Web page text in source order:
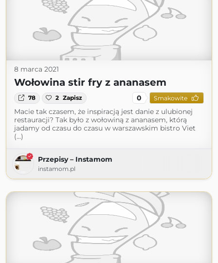
8 marca 2021
Wołowina stir fry z ananasem
78 2 Zapisz 0 Smakowite
Macie tak czasem, że inspiracją jest danie z ulubionej
restauracji? Tak było z wołowiną z ananasem, którą
jadamy od czasu do czasu w warszawskim bistro Viet
(...)
Przepisy – Instamom
instamom.pl